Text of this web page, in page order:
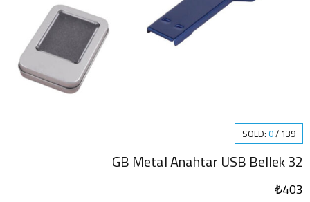
SOLD: 0/139
32 GB Metal Anahtar USB Bellek
₺403